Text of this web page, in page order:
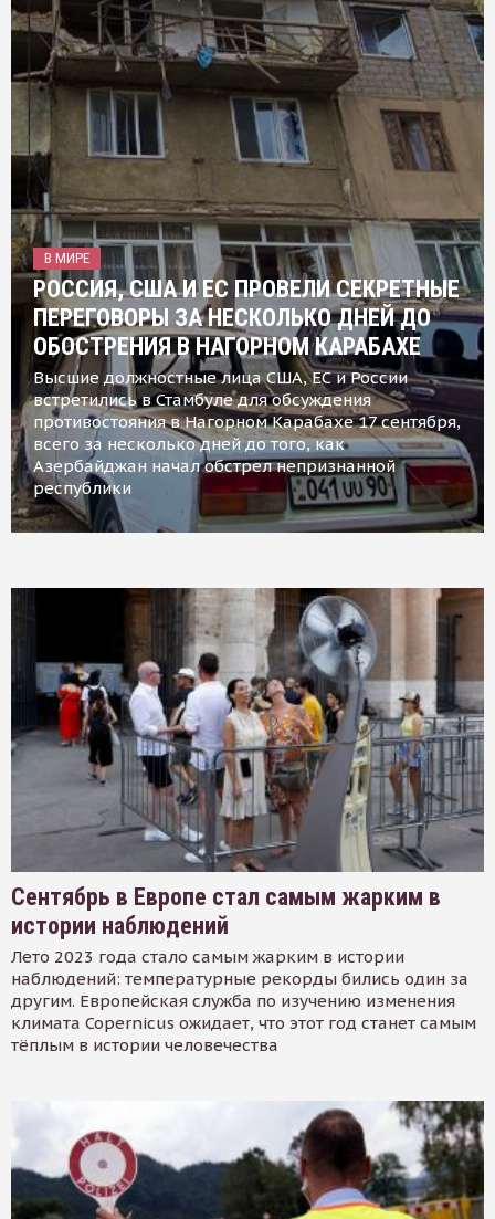
В МИРЕ
РОССИЯ, США И ЕС ПРОВЕЛИ СЕКРЕТНЫЕ
ПЕРЕГОВОРЫ ЗА НЕСКОЛЬКО ДНЕЙ ДО
ОБОСТРЕНИЯ В НАГОРНОМ КАРАБАХЕ
Высшие должностные лица США, ЕС и России
встретились в Стамбуле для обсуждения
противостояния в Нагорном Карабахе 17 сентября,
всего за несколько дней до того, как
Азербайджан начал обстрел непризнанной
республики
Сентябрь в Европе стал самым жарким в
истории наблюдений
Лето 2023 года стало самым жарким в истории
наблюдений: температурные рекорды бились один за
другим. Европейская служба по изучению изменения
климата Copernicus ожидает, что этот год станет самым
тёплым в истории человечества